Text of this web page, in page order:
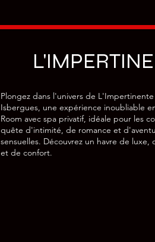
dimanche soir et lundi. Le
– Ouverture tous les jours.
La Lys - Ouverture ; tous les
Béthune - Ouverture ; tous les
A 25 min situé au 38 rue Albert
reconnue mondialement) : A
dimanche. Et bien d’autre
Plongez dans l'univers de L'Impertinente
Isbergues, une expérience inoubliable
Room avec spa privatif, idéale pour les
quête d'intimité, de romance et
sensuelles. Découvrez un havre de luxe,
et de confort.